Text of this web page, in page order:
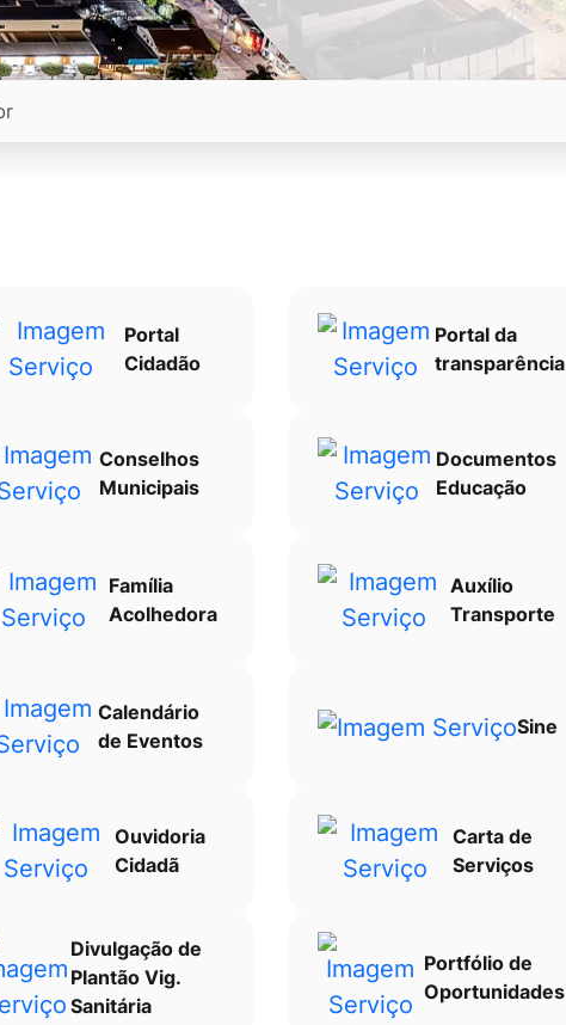
Portal
Cidadão
Portal da
transparência
Conselhos
Municipais
Documentos
Educação
Família
Acolhedora
Auxílio
Transporte
Calendário
de Eventos
Sine
Ouvidoria
Cidadã
Carta de
Serviços
Divulgação de
Plantão Vig.
Sanitária
Portfólio de
Oportunidades